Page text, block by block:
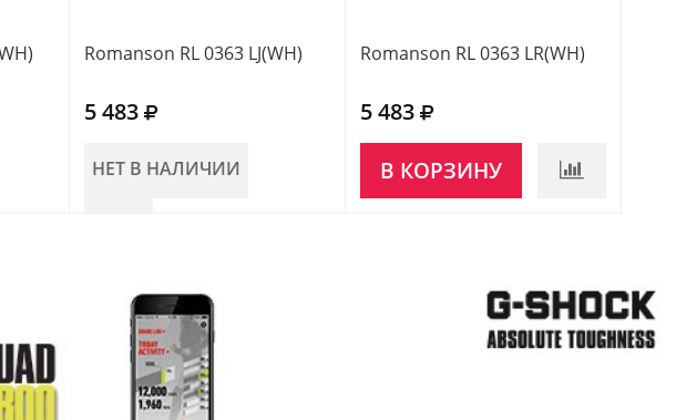
Romanson RL 0363 LJ(WH)
5 483
НЕТ В НАЛИЧИИ
Romanson RL 0363 LR(WH)
5 483
В КОРЗИНУ